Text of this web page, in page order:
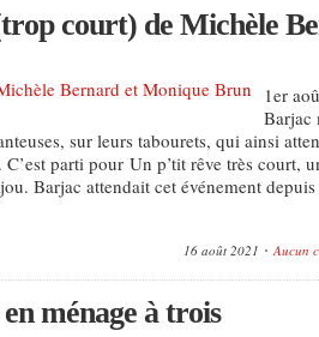
court) de Michèle
1er
Barjac
sur leurs tabourets, qui ainsi
parti pour Un p’tit rêve très court,
Barjac attendait cet événement
16 août 2021 Aucun
ménage à trois